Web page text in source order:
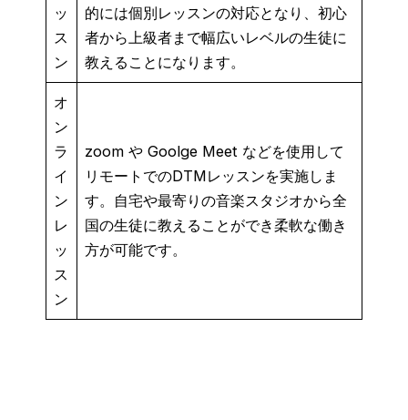
ッ
ス
ン
的には個別レッスンの対応となり、初心
者から上級者まで幅広いレベルの生徒に
教えることになります。
オ
ン
ラ
イ
ン
レ
ッ
ス
ン
zoom や Goolge Meet などを使用して
リモートでのDTMレッスンを実施しま
す。自宅や最寄りの音楽スタジオから全
国の生徒に教えることができ柔軟な働き
方が可能です。